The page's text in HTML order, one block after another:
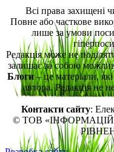
Всі права захищені
Повне або часткове
лише за умови
Редакція може не
залишає за собою
Блоги– це матеріали,
автора. Редакція не
Контакти сайту:
© ТОВ